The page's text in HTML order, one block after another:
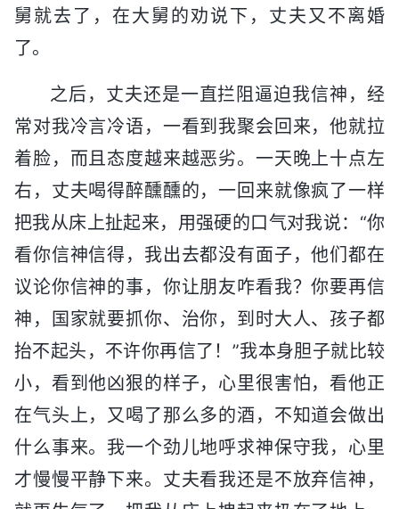
舅就去了，在大舅的劝说下，丈夫又不离婚
了。
之后，丈夫还是一直拦阻逼迫我信神，经
常对我冷言冷语，一看到我聚会回来，他就拉
着脸，而且态度越来越恶劣。一天晚上十点左
右，丈夫喝得醉醺醺的，一回来就像疯了一样
把我从床上扯起来，用强硬的口气对我说：“你
看你信神信得，我出去都没有面子，他们都在
议论你信神的事，你让朋友咋看我？你要再信
神，国家就要抓你、治你，到时大人、孩子都
抬不起头，不许你再信了！”我本身胆子就比较
小，看到他凶狠的样子，心里很害怕，看他正
在气头上，又喝了那么多的酒，不知道会做出
什么事来。我一个劲儿地呼求神保守我，心里
才慢慢平静下来。丈夫看我还是不放弃信神，